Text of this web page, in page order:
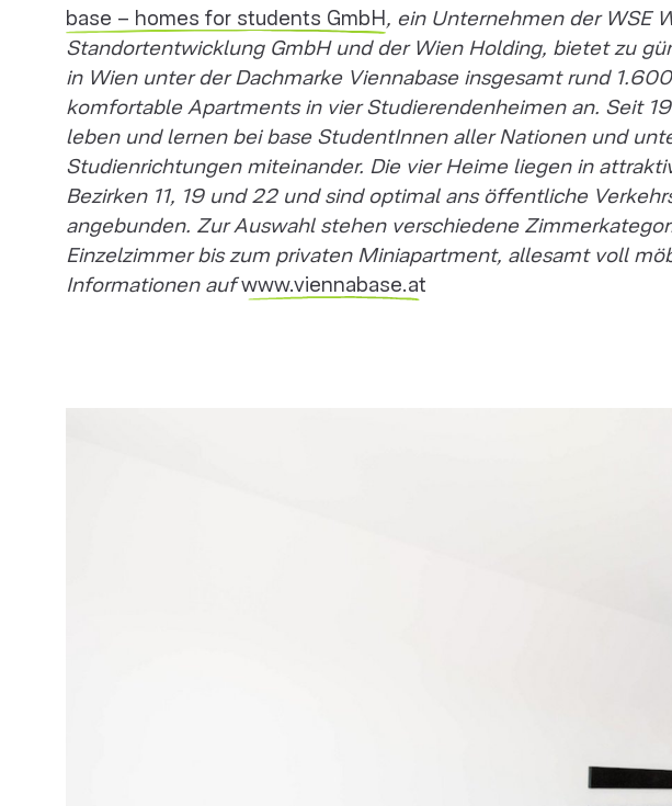
base – homes for students GmbH, ein Unternehmen der WSE
Standortentwicklung GmbH und der Wien Holding, bietet zu
in Wien unter der Dachmarke Viennabase insgesamt rund
komfortable Apartments in vier Studierendenheimen an. Seit
leben und lernen bei base StudentInnen aller Nationen und
Studienrichtungen miteinander. Die vier Heime liegen in
Bezirken 11, 19 und 22 und sind optimal ans öffentliche
angebunden. Zur Auswahl stehen verschiedene
Einzelzimmer bis zum privaten Miniapartment, allesamt voll
Informationen aufwww.viennabase.at